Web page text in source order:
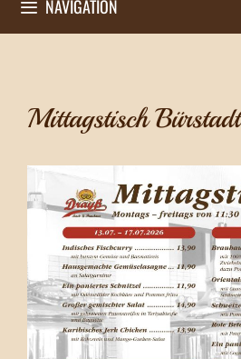
NAVIGATION
Mittagstisch Bürstadt